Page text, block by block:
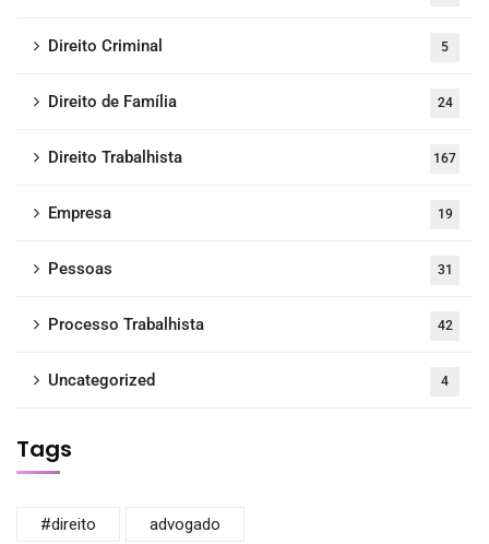
Direito Criminal 5
Direito de Família 24
Direito Trabalhista 167
Empresa 19
Pessoas 31
Processo Trabalhista 42
Uncategorized 4
Tags
#direito advogado